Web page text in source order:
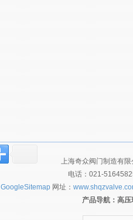
上海奇众阀门制造有
电话：021-
GoogleSitemap 网址：
产品导航： 高压